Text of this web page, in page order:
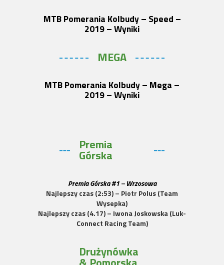
MTB Pomerania Kolbudy – Speed –
2019 – Wyniki
MEGA
MTB Pomerania Kolbudy – Mega –
2019 – Wyniki
Premia
Górska
Premia Górska #1 – Wrzosowa
Najlepszy czas (2:53) – Piotr Polus (Team
Wysepka)
Najlepszy czas (4.17) – Iwona Joskowska (Luk-
Connect Racing Team)
Drużynówka